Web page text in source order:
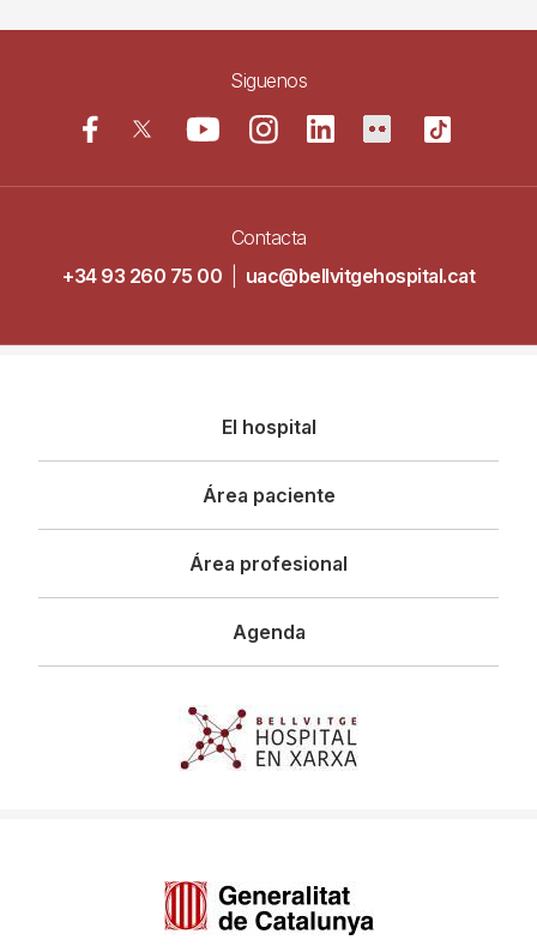
Siguenos
Contacta
+34 93 260 75 00
uac@bellvitgehospital.cat
principal
El hospital
Área paciente
Área profesional
Agenda